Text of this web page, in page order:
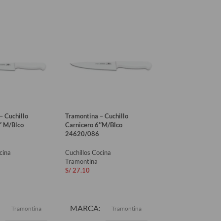
Cuchillo
M/Blco
Tramontina
Tramontina – Cuchillo
Carnicero 6″M/Blco
24620/086
Cuchillos Cocina
Tramontina
S/ 27.10
MARCA Tramontina